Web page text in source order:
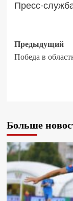
Пресс-
Предыдущий
Победа в
Больше